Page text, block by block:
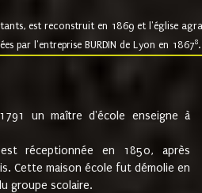
est reconstruit en 1869 et l'église
par l'entreprise BURDIN de Lyon en 18678.
un maître d'école enseigne à
réceptionnée en 1850, après
Cette maison école fut démolie en
groupe scolaire.